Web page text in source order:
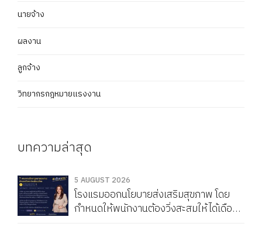
นายจ้าง
ผลงาน
ลูกจ้าง
วิทยากรกฎหมายแรงงาน
บทความล่าสุด
5 AUGUST 2026
โรงแรมออกนโยบายส่งเสริมสุขภาพ โดย
กำหนดให้พนักงานต้องวิ่งสะสมให้ได้เดือน